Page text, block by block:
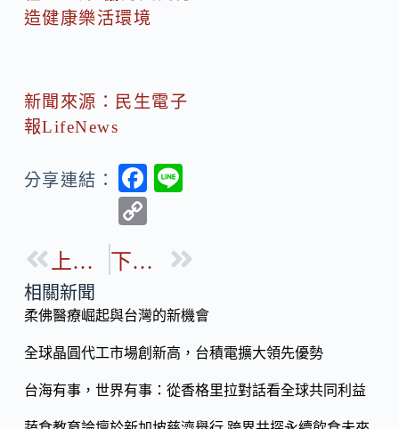
造健康樂活環境
新聞來源：民生電子
報LifeNews
分享連結：
F
b
o
k
p
Li
n
k
上一篇 下一篇
相關新聞
柔佛醫療崛起與台灣的新機會
全球晶圓代工市場創新高，台積電擴大領先優勢
台海有事，世界有事：從香格里拉對話看全球共同利益